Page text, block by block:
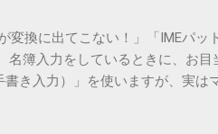
変換に出てこない！」「IMEパ
簿入力をしているときに、お
き入力）」を使いますが、実は
を呼び出す「文字コード入力」